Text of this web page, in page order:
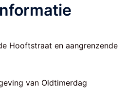
Hooftstraat en aangrenzende
van Oldtimerdag